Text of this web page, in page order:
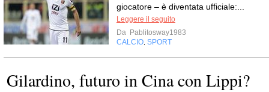
giocatore – è diventata ufficiale:...
Leggere il seguito
Da Pablitosway1983
CALCIO SPORT
Gilardino, futuro in Cina con Lippi?